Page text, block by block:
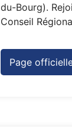
du-Bourg).
Conseil
Page